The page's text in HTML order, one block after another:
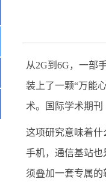
从2G到6G，一部
装上了一颗“万能
术。国际学术期刊
这项研究意味着什
手机，通信基站
须叠加一套专属